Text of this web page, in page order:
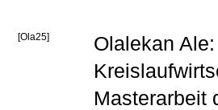
[Ola25]
Olalekan
Masterarbeit